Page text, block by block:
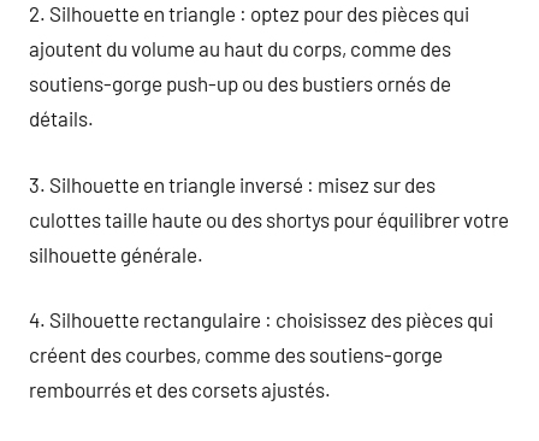
2. Silhouette en triangle : optez pour des pièces qui
ajoutent du volume au haut du corps, comme des
soutiens-gorge push-up ou des bustiers ornés de
détails.
3. Silhouette en triangle inversé : misez sur des
culottes taille haute ou des shortys pour équilibrer votre
silhouette générale.
4. Silhouette rectangulaire : choisissez des pièces qui
créent des courbes, comme des soutiens-gorge
rembourrés et des corsets ajustés.